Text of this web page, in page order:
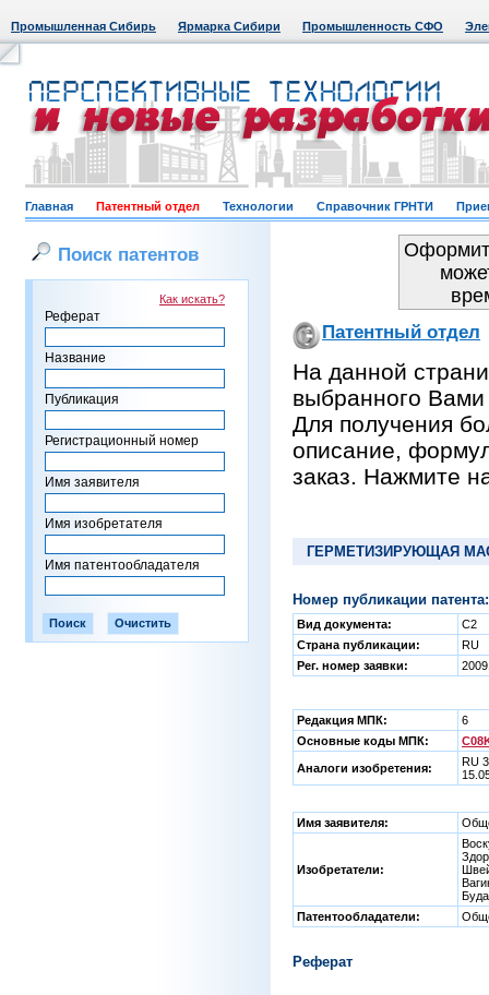
Промышленная Сибирь Ярмарка Сибири Промышленность СФО
Главная Патентный отдел Технологии Справочник ГРНТИ
Поиск патентов
Как искать?
Реферат
Название
Публикация
Регистрационный номер
Имя заявителя
Имя изобретателя
Имя патентообладателя
Патентный отдел
На данной
выбранного Вами
Для получения
описание,
заказ. Нажмите
ГЕРМЕТИЗИРУЮЩАЯ
Номер публикации
Вид документа:
C2
Страна публикации:
RU
Рег. номер заявки:
Редакция МПК:
6
Основные коды МПК:
Аналоги изобретения:
RU
Имя заявителя:
Изобретатели:
Патентообладатели:
Реферат